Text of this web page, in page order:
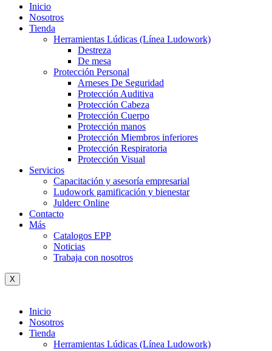
Inicio
Nosotros
Tienda
Herramientas Lúdicas (Línea Ludowork)
Destreza
De mesa
Protección Personal
Arneses De Seguridad
Protección Auditiva
Protección Cabeza
Protección Cuerpo
Protección manos
Protección Miembros inferiores
Protección Respiratoria
Protección Visual
Servicios
Capacitación y asesoría empresarial
Ludowork gamificación y bienestar
Julderc Online
Contacto
Más
Catalogos EPP
Noticias
Trabaja con nosotros
X
Inicio
Nosotros
Tienda
Herramientas Lúdicas (Línea Ludowork)